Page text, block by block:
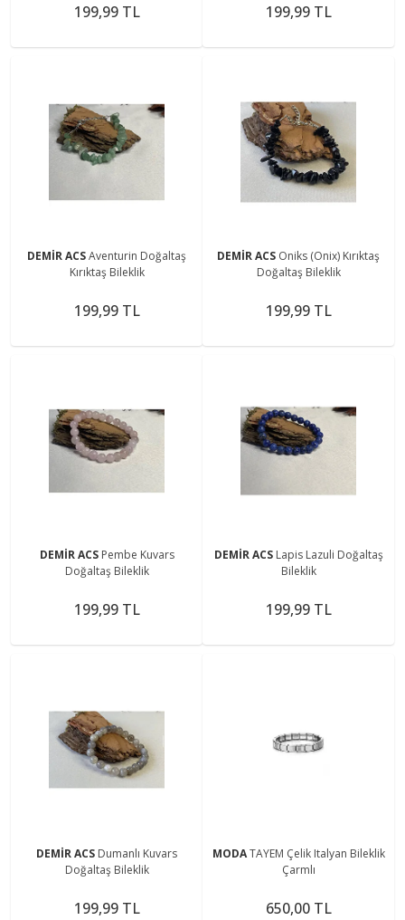
199,99 TL 199,99 TL
DEMİR ACSAventurin Doğaltaş
Kırıktaş Bileklik
199,99 TL
DEMİR ACS Oniks (Onix) Kırıktaş
Doğaltaş Bileklik
199,99 TL
DEMİR ACS Pembe Kuvars
Doğaltaş Bileklik
199,99 TL
DEMİR ACS Lapis Lazuli Doğaltaş
Bileklik
199,99 TL
DEMİR ACS Dumanlı Kuvars
Doğaltaş Bileklik
199,99 TL
MODATAYEM Çelik Italyan Bileklik
Çarmlı
650,00 TL